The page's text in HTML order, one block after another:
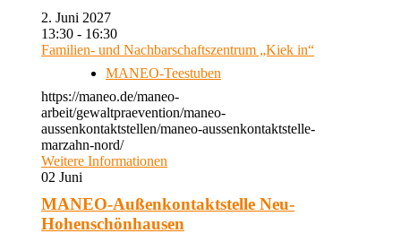
2. Juni 2027
13:30 - 16:30
Familien- und Nachbarschaftszentrum „Kiek in“
MANEO-Teestuben
https://maneo.de/maneo-
arbeit/gewaltpraevention/maneo-
aussenkontaktstellen/maneo-aussenkontaktstelle-
marzahn-nord/
Weitere Informationen
02 Juni
MANEO-Außenkontaktstelle Neu-
Hohenschönhausen